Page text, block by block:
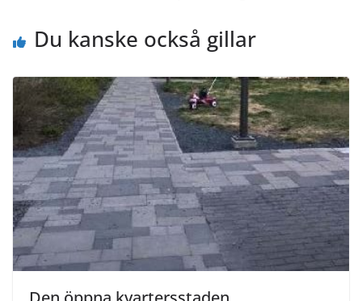
Du kanske också gillar